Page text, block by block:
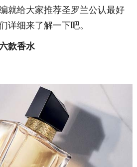
就给大家推荐圣罗兰公认最好
详细来了解一下吧。
款香水